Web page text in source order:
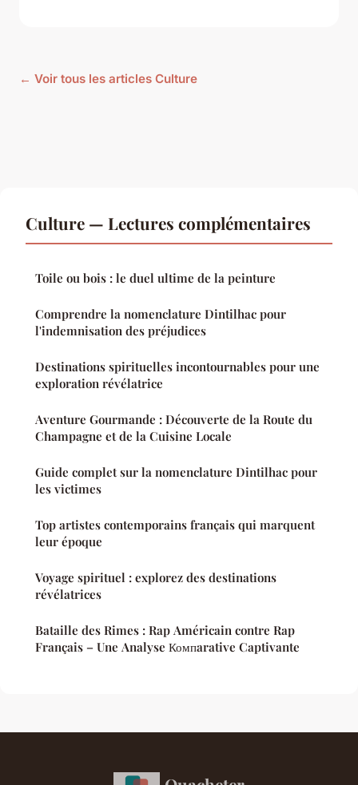
← Voir tous les articles Culture
Culture — Lectures complémentaires
Toile ou bois : le duel ultime de la peinture
Comprendre la nomenclature Dintilhac pour
l'indemnisation des préjudices
Destinations spirituelles incontournables pour une
exploration révélatrice
Aventure Gourmande : Découverte de la Route du
Champagne et de la Cuisine Locale
Guide complet sur la nomenclature Dintilhac pour
les victimes
Top artistes contemporains français qui marquent
leur époque
Voyage spirituel : explorez des destinations
révélatrices
Bataille des Rimes : Rap Américain contre Rap
Français – Une Analyse Компarative Captivante